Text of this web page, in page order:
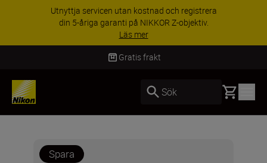
Utnyttja servicen utan kostnad och registrera
din 5-åriga garanti på NIKKOR Z-objektiv.
Läs mer
Gratis frakt
Sök Basket
Spara